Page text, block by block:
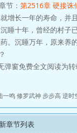
节： 第2516章 硬接诛
长一年的寿命，并
睡十年，曾经的村子
。沉睡万年，原来养
窗免费全文阅读为转
一鸣 修罗武神 步步高 逆时
章节列表